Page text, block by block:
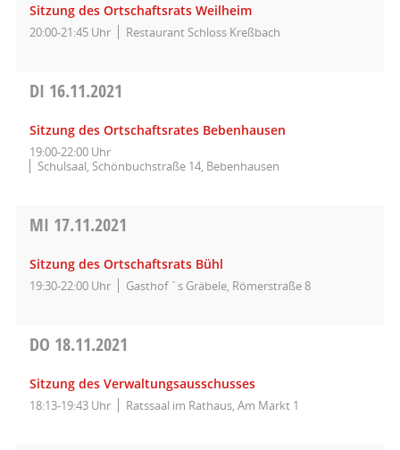
Sitzung des Ortschaftsrats Weilheim
20:00-21:45 Uhr Restaurant Schloss Kreßbach
DI 16.11.2021
Sitzung des Ortschaftsrates Bebenhausen
19:00-22:00 Uhr
Schulsaal, Schönbuchstraße 14, Bebenhausen
MI 17.11.2021
Sitzung des Ortschaftsrats Bühl
19:30-22:00 Uhr Gasthof `s Gräbele, Römerstraße 8
DO 18.11.2021
Sitzung des Verwaltungsausschusses
18:13-19:43 Uhr Ratssaal im Rathaus, Am Markt 1